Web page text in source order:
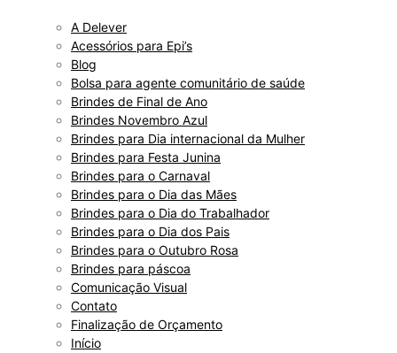
A Delever
Acessórios para Epi’s
Blog
Bolsa para agente comunitário de saúde
Brindes de Final de Ano
Brindes Novembro Azul
Brindes para Dia internacional da Mulher
Brindes para Festa Junina
Brindes para o Carnaval
Brindes para o Dia das Mães
Brindes para o Dia do Trabalhador
Brindes para o Dia dos Pais
Brindes para o Outubro Rosa
Brindes para páscoa
Comunicação Visual
Contato
Finalização de Orçamento
Início